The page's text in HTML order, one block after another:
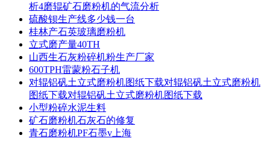
析4磨辊矿石磨粉机的气流分析
硫酸钡生产线多少钱一台
桂林产石英玻璃磨粉机
立式磨产量40TH
山西生石灰粉碎机粉生产厂家
600TPH雷蒙粉石子机
对辊铝矾土立式磨粉机图纸下载对辊铝矾土立式磨粉机
图纸下载对辊铝矾土立式磨粉机图纸下载
小型粉碎水泥生料
矿石磨粉机石灰石的修复
青石磨粉机PF石墨v上海